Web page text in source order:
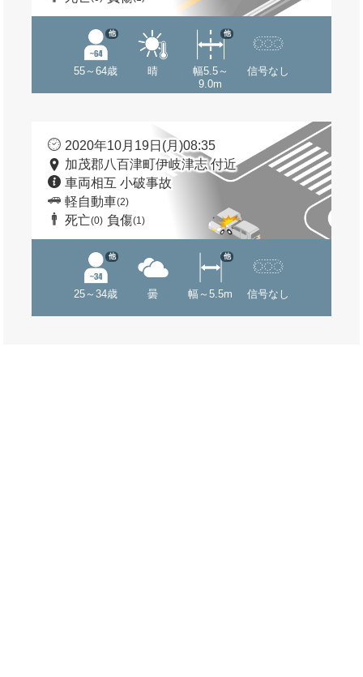
55～64歳
他
晴
幅5.5～
9.0m
他
信号なし
2020年10月19日(月)08:35
加茂郡八百津町伊岐津志 付近
車両相互 小破事故
軽自動車(2)
死亡(0) 負傷(1)
25～34歳
他
曇 幅～5.5m
他
信号なし